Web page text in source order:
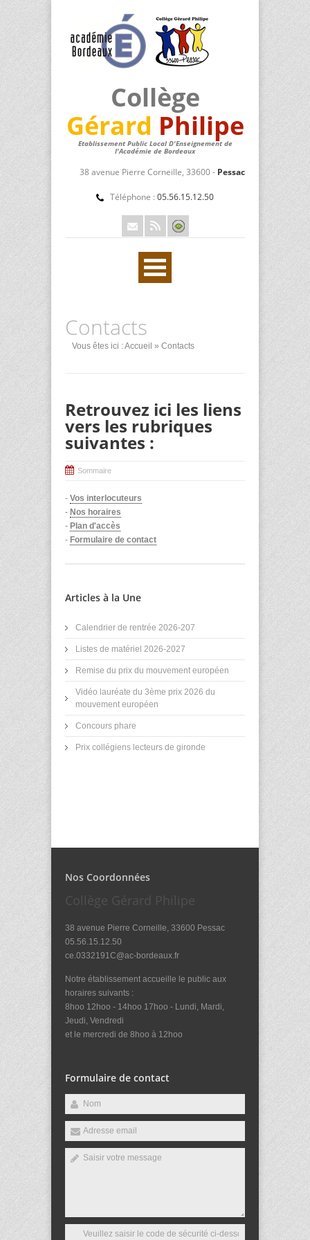
Collège
Gérard Philipe
Etablissement Public Local D'Enseignement de
l'Académie de Bordeaux
38 avenue Pierre Corneille, 33600 - Pessac
Téléphone : 05.56.15.12.50
Contacts
Vous êtes ici :Accueil » Contacts
Retrouvez ici les liens
vers les rubriques
suivantes :
Sommaire
- Vos interlocuteurs
- Nos horaires
- Plan d'accès
- Formulaire de contact
Articles à la Une
Calendrier de rentrée 2026-207
Listes de matériel 2026-2027
Remise du prix du mouvement européen
Vidéo lauréate du 3ème prix 2026 du
mouvement européen
Concours phare
Prix collégiens lecteurs de gironde
Nos Coordonnées
Collège Gérard Philipe
38 avenue Pierre Corneille, 33600 Pessac
05.56.15.12.50
ce.0332191C@ac-bordeaux.fr
Notre établissement accueille le public aux
horaires suivants :
8hoo 12hoo - 14hoo 17hoo - Lundi, Mardi,
Jeudi, Vendredi
et le mercredi de 8hoo à 12hoo
Formulaire de contact